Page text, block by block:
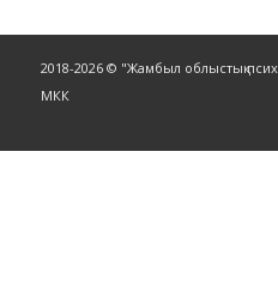
2018-2026 © "Жамбыл облыстық
МКК